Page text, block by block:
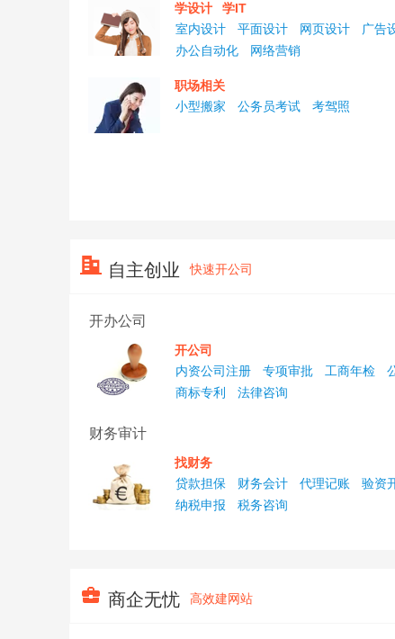
学设计 学IT
室内设计 平面设计 网页设计 广告
办公自动化
网络营销
职场相关
小型搬家 公务员考试 考驾照
自主创业 快速开公司
开办公司
开公司
内资公司注册 专项审批 工商年检
商标专利
法律咨询
财务审计
找财务
贷款担保 财务会计 代理记账 验资
纳税申报
税务咨询
商企无忧 高效建网站